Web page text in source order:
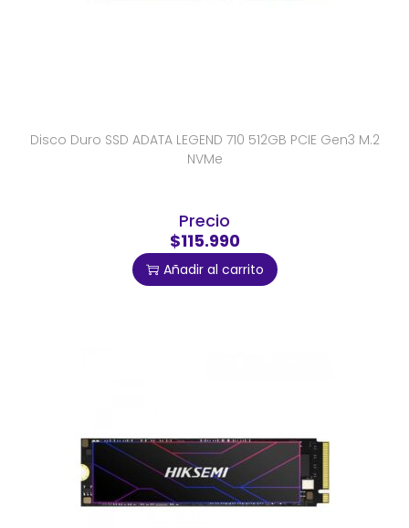
Disco Duro SSD ADATA LEGEND 710 512GB PCIE Gen3 M.2
NVMe
Precio
$115.990
Añadir al carrito